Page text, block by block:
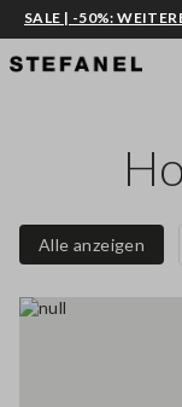
ZUM HAUPTINHALT
SALE | -50%:
Alle anzeigen